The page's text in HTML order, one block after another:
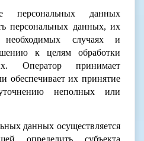
персональных данных
персональных данных, их
случаях и
к целям обработки
Оператор принимает
обеспечивает их принятие
неполных или
данных осуществляется
определить субъекта